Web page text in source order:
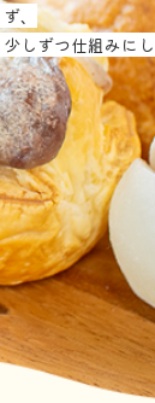
、
しずつ仕組みに